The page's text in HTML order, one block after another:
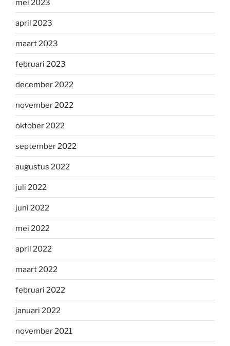
mei 2023
april 2023
maart 2023
februari 2023
december 2022
november 2022
oktober 2022
september 2022
augustus 2022
juli 2022
juni 2022
mei 2022
april 2022
maart 2022
februari 2022
januari 2022
november 2021